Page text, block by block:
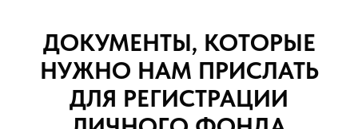
ДОКУМЕНТЫ, КОТОРЫЕ
НУЖНО НАМ ПРИСЛАТЬ
ДЛЯ РЕГИСТРАЦИИ